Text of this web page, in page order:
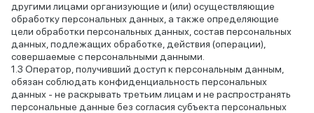
другими лицами организующие и (или) осуществляющие
обработку персональных данных, а также определяющие
цели обработки персональных данных, состав персональных
данных, подлежащих обработке, действия (операции),
совершаемые с персональными данными.
Оператор, получивший доступ к персональным данным,
обязан соблюдать конфиденциальность персональных
данных - не раскрывать третьим лицам и не распространять
персональные данные без согласия субъекта персональных